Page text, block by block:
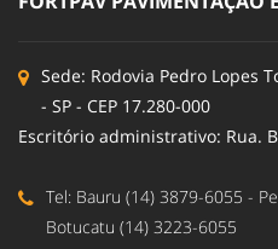
Sede: Rodovia Pedro Lopes
- SP - CEP 17.280-000
Escritório administrativo: Rua.
Tel: Bauru (14) 3879-6055 -
Botucatu (14) 3223-6055